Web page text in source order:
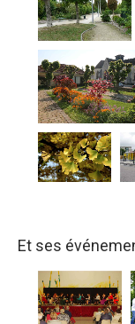
Et ses